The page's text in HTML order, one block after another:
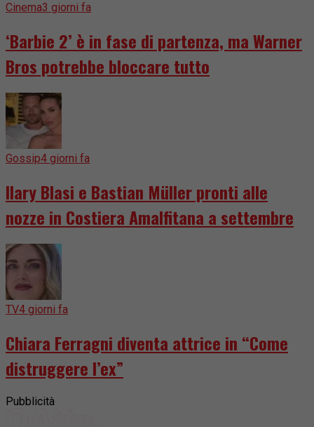
Cinema3 giorni fa
‘Barbie 2’ è in fase di partenza, ma Warner
Bros potrebbe bloccare tutto
Gossip4 giorni fa
Ilary Blasi e Bastian Müller pronti alle
nozze in Costiera Amalfitana a settembre
TV4 giorni fa
Chiara Ferragni diventa attrice in “Come
distruggere l’ex”
Pubblicità